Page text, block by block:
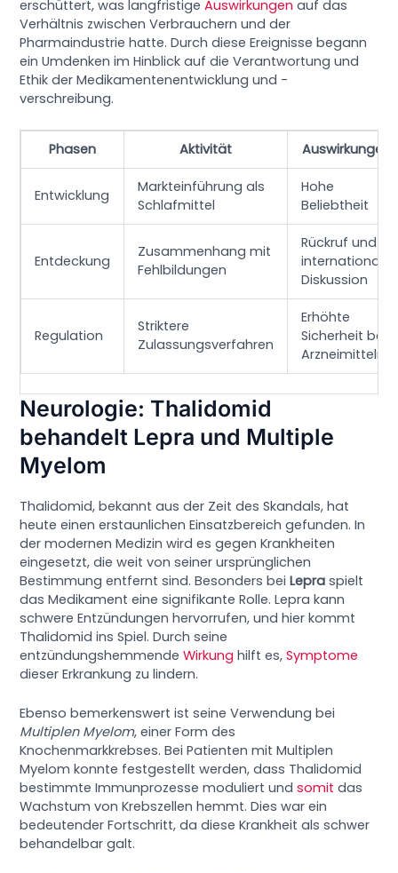
erschüttert, was langfristigeAuswirkungen auf das
Verhältnis zwischen Verbrauchern und der
Pharmaindustrie hatte. Durch diese Ereignisse begann
ein Umdenken im Hinblick auf die Verantwortung und
Ethik der Medikamentenentwicklung und -
verschreibung.
Phasen Aktivität Auswirkungen
Entwicklung
Markteinführung als
Schlafmittel
Hohe
Beliebtheit
Entdeckung
Zusammenhang mit
Fehlbildungen
Rückruf und
internationale
Diskussion
Regulation
Striktere
Zulassungsverfahren
Erhöhte
Sicherheit bei
Arzneimitteln
Neurologie: Thalidomid
behandelt Lepra und Multiple
Myelom
Thalidomid, bekannt aus der Zeit des Skandals, hat
heute einen erstaunlichen Einsatzbereich gefunden. In
der modernen Medizin wird es gegen Krankheiten
eingesetzt, die weit von seiner ursprünglichen
Bestimmung entfernt sind. Besonders beiLepra spielt
das Medikament eine signifikante Rolle. Lepra kann
schwere Entzündungen hervorrufen, und hier kommt
Thalidomid ins Spiel. Durch seine
entzündungshemmendeWirkung hilft es,Symptome
dieser Erkrankung zu lindern.
Ebenso bemerkenswert ist seine Verwendung bei
Multiplen Myelom, einer Form des
Knochenmarkkrebses. Bei Patienten mit Multiplen
Myelom konnte festgestellt werden, dass Thalidomid
bestimmte Immunprozesse moduliert undsomit das
Wachstum von Krebszellen hemmt. Dies war ein
bedeutender Fortschritt, da diese Krankheit als schwer
behandelbar galt.